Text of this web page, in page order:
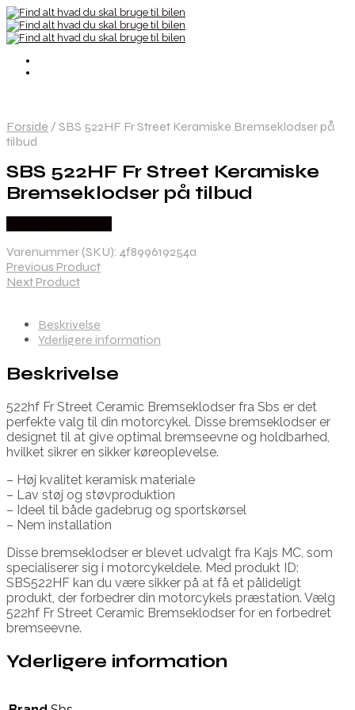
Forside / SBS 522HF Fr Street Keramiske Bremseklodser på
tilbud
SBS 522HF Fr Street Keramiske
Bremseklodser på tilbud
Varenummer (SKU): 4f899619254a
Previous Product
Next Product
Beskrivelse
Yderligere information
Beskrivelse
522hf Fr Street Ceramic Bremseklodser fra Sbs er det
perfekte valg til din motorcykel. Disse bremseklodser er
designet til at give optimal bremseevne og holdbarhed,
hvilket sikrer en sikker køreoplevelse.
– Høj kvalitet keramisk materiale
– Lav støj og støvproduktion
– Ideel til både gadebrug og sportskørsel
– Nem installation
Disse bremseklodser er blevet udvalgt fra Kajs MC, som
specialiserer sig i motorcykeldele. Med produkt ID:
SBS522HF kan du være sikker på at få et pålideligt
produkt, der forbedrer din motorcykels præstation. Vælg
522hf Fr Street Ceramic Bremseklodser for en forbedret
bremseevne.
Yderligere information